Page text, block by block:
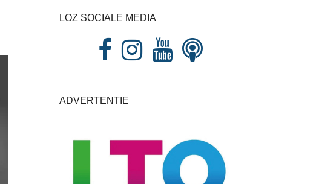
LOZ SOCIALE MEDIA
ADVERTENTIE